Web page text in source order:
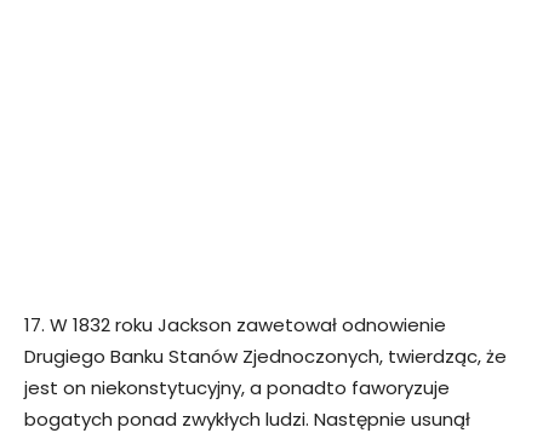
17. W 1832 roku Jackson zawetował odnowienie
Drugiego Banku Stanów Zjednoczonych, twierdząc, że
jest on niekonstytucyjny, a ponadto faworyzuje
bogatych ponad zwykłych ludzi. Następnie usunął